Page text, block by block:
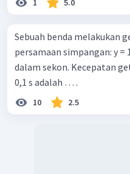
1 5.0
Sebuah benda melakukan
persamaan simpangan: y
dalam sekon. Kecepatan
0,1 s adalah … .
10 2.5